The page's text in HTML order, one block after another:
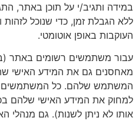
במידה ותגיב/י על תוכן באתר,
ללא הגבלת זמן, כדי שנוכל
העוקבות באופן אוטומטי.
עבור משתמשים רשומים באתר
מאחסנים גם את המידע האישי
המשתמש שלהם. כל המשתמשים
למחוק את המידע האישי
אותו לא ניתן לשנות). גם מנהלי